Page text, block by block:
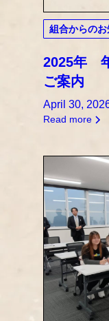
組合からのお
2025年
ご案内
April 30,
Read more